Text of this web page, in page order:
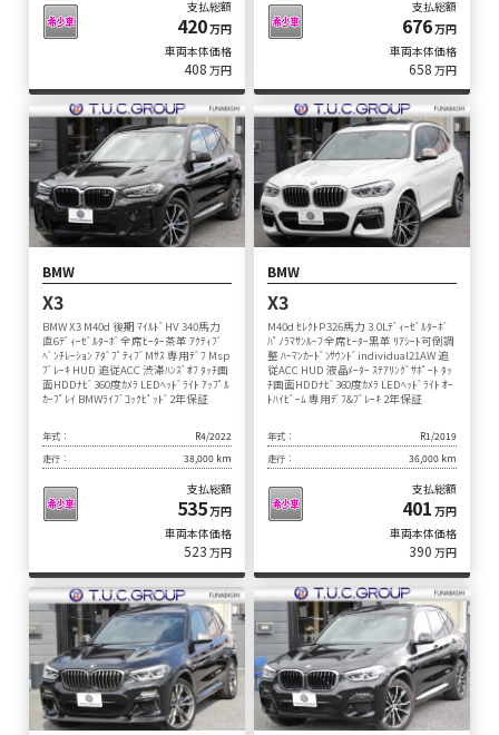
支払総額
420万円
車両本体価格
408 万円
支払総額
676万円
車両本体価格
658 万円
BMW
X3
BMW X3 M40d 後期 ﾏｲﾙﾄﾞHV 340馬力
直6ﾃﾞｨｰｾﾞﾙﾀｰﾎﾞ全席ﾋｰﾀｰ茶革 ｱｸﾃｨﾌﾞ
ﾍﾞﾝﾁﾚｰｼｮﾝ ｱﾀﾞﾌﾟﾃｨﾌﾞMｻｽ 専用ﾃﾞﾌ Msp
ﾌﾞﾚｰｷ HUD 追従ACC 渋滞ﾊﾝｽﾞｵﾌ ﾀｯﾁ画
面HDDﾅﾋﾞ360度ｶﾒﾗ LEDﾍｯﾄﾞﾗｲﾄ ｱｯﾌﾟﾙ
ｶｰﾌﾟﾚｲ BMWﾗｲﾌﾞｺｯｸﾋﾟｯﾄﾞ2年保証
年式：
R4/2022
走行：
38,000 km
支払総額
535万円
車両本体価格
523 万円
BMW
X3
M40d ｾﾚｸﾄP 326馬力 3.0Lﾃﾞｨｰｾﾞﾙﾀｰﾎﾞ
ﾊﾟﾉﾗﾏｻﾝﾙｰﾌ 全席ﾋｰﾀｰ黒革 ﾘｱｼｰﾄ可倒調
整 ﾊｰﾏﾝｶｰﾄﾞﾝｻｳﾝﾄﾞindividual21AW 追
従ACC HUD 液晶ﾒｰﾀｰ ｽﾃｱﾘﾝｸﾞｻﾎﾟｰﾄ ﾀｯ
ﾁ画面HDDﾅﾋﾞ360度ｶﾒﾗ LEDﾍｯﾄﾞﾗｲﾄ ｵｰ
ﾄﾊｲﾋﾞｰﾑ 専用ﾃﾞﾌ&ﾌﾞﾚｰｷ 2年保証
年式：
R1/2019
走行：
36,000 km
支払総額
401 万円
車両本体価格
390 万円